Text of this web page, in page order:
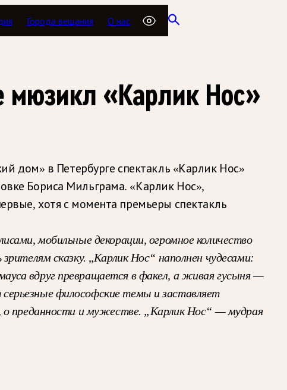
Города вещания О нас
мюзикл «Карлик Нос»
дом» в Петербурге спектакль «Карлик Нос»
Бориса Мильграма. «Карлик Нос»,
хотя с момента премьеры спектакль
мобильные декорации, огромное количество
сказку. „Карлик Нос“ наполнен чудесами:
вдруг превращается в факел, а живая гусыня —
философские темы и заставляет
о преданности и мужестве. „Карлик Нос“ — мудрая